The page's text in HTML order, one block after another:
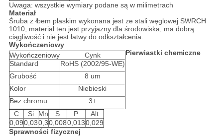
Uwaga: wszystkie wymiary podane są w milimetrach
Materiał
Śruba z łbem płaskim wykonana jest ze stali węglowej SWRCH
1010, materiał ten jest przyjazny dla środowiska, ma dobrą
ciągliwość i nie jest łatwy do odkształcenia.
Wykończeniowy
Wykończeniowy
Cynk
Standard
RoHS (2002/95-WE)
Grubość
8 um
Kolor
Niebieski
Bez chromu
3+
Pierwiastki chemiczne
C Si Mn S P
Alt
0,090,030,30,0080,0130,029
Sprawności fizycznej